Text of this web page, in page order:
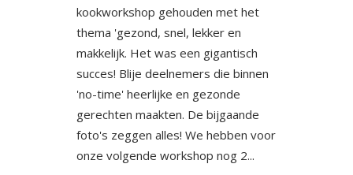
kookworkshop gehouden met het
thema 'gezond, snel, lekker en
makkelijk. Het was een gigantisch
succes! Blije deelnemers die binnen
'no-time' heerlijke en gezonde
gerechten maakten. De bijgaande
foto's zeggen alles! We hebben voor
onze volgende workshop nog 2...